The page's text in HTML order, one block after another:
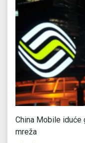
China Mobile iduće
mreža